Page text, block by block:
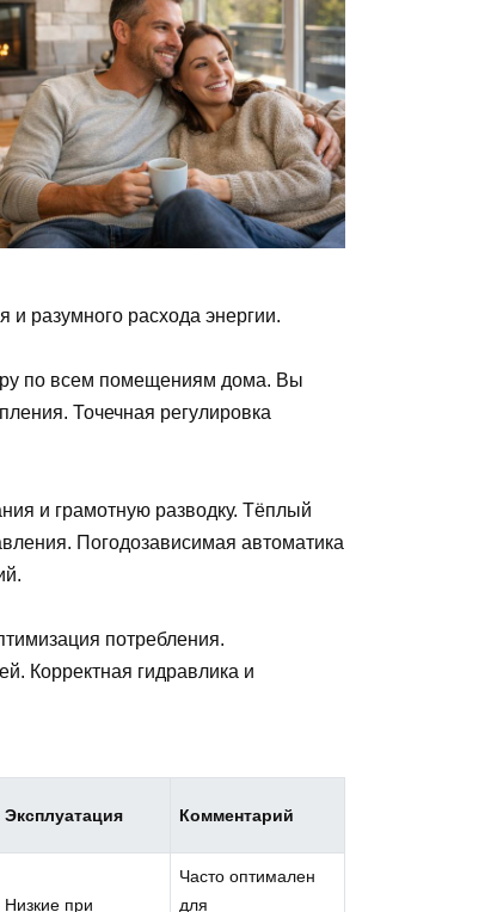
разумного расхода энергии.
по всем помещениям дома. Вы
Точечная регулировка
и грамотную разводку. Тёплый
Погодозависимая автоматика
потребления.
Корректная гидравлика и
Эксплуатация Комментарий
Низкие при
Часто оптимален
для